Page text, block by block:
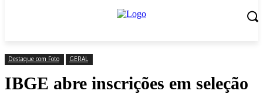
Destaque com Foto GERAL
IBGE abre inscrições em seleção